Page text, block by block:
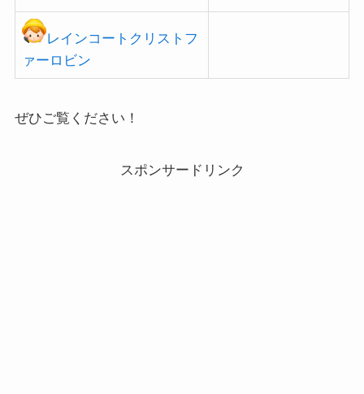
レインコートクリストフ
ァーロビン
ぜひご覧ください！
スポンサードリンク